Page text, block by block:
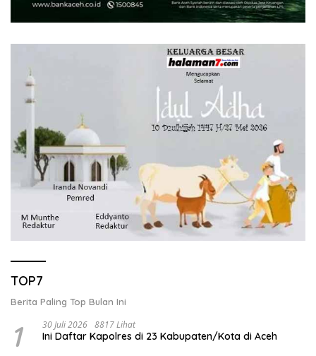
TOP7
Berita Paling Top Bulan Ini
1 30 Juli 2026 8817 Lihat
Ini Daftar Kapolres di 23 Kabupaten/Kota di Aceh